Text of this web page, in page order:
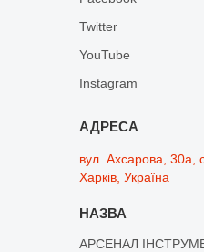
Twitter
YouTube
Instagram
вул. Ахсарова, 30а,
Харків, Україна
АРСЕНАЛ